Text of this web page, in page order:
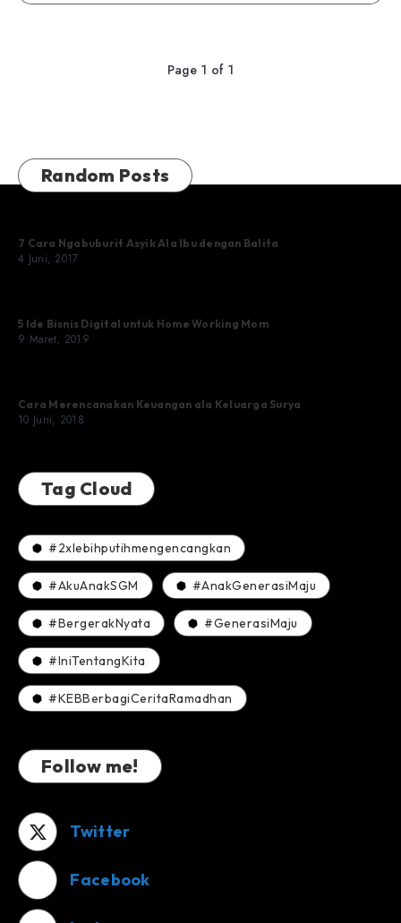
Page 1 of 1
Random Posts
7 Cara Ngabuburit Asyik Ala Ibu dengan Balita
4 Juni, 2017
5 Ide Bisnis Digital untuk Home Working Mom
9 Maret, 2019
Cara Merencanakan Keuangan ala Keluarga Surya
10 Juni, 2018
Tag Cloud
#2xlebihputihmengencangkan
#AkuAnakSGM #AnakGenerasiMaju
#BergerakNyata #GenerasiMaju
#IniTentangKita
#KEBBerbagiCeritaRamadhan
Follow me!
Twitter
Facebook